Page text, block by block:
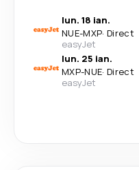
lun. 18 ian.
NUE-MXP· Direct
easyJet
lun. 25 ian.
MXP-NUE· Direct
easyJet